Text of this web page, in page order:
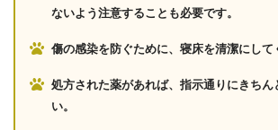
ないよう注意することも必要です。
傷の感染を防ぐために、寝床を清潔にして
処方された薬があれば、指示通りにきちん
い。